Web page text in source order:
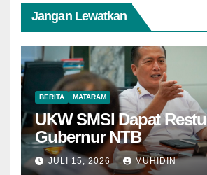
Jangan Lewatkan
BERITA MATARAM
UKW SMSI Dapat Restu
Gubernur NTB
JULI 15, 2026 MUHIDIN